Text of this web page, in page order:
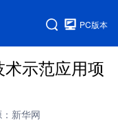
PC版本
示范应用项
新华网